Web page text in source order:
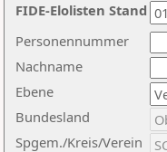
Nachname
Ebene
Personennummer
Bundesland
Spgem./Kreis/Verein
FIDE-Elolisten Stand